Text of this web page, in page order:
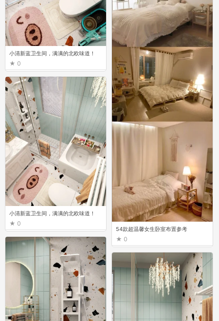
小清新蓝卫生间，满满的北欧味道！
0
小清新蓝卫生间，满满的北欧味道！
0
54款超温馨女生卧室布置参考
0